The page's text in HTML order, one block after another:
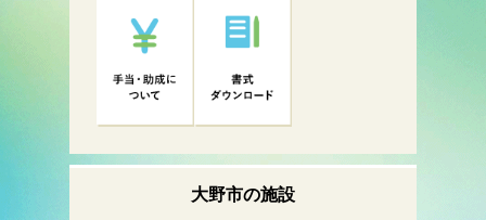
大野市の施設